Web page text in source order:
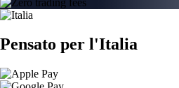
Pensato per l'Italia